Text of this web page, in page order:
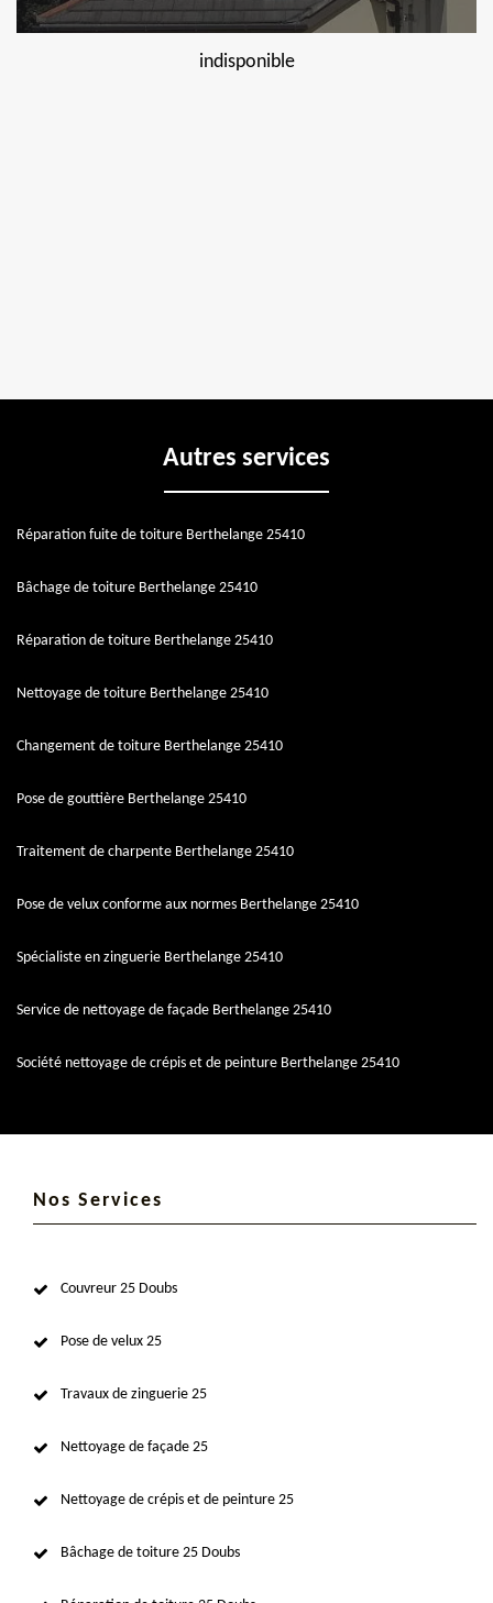
indisponible
Autres services
Réparation fuite de toiture Berthelange 25410
Bâchage de toiture Berthelange 25410
Réparation de toiture Berthelange 25410
Nettoyage de toiture Berthelange 25410
Changement de toiture Berthelange 25410
Pose de gouttière Berthelange 25410
Traitement de charpente Berthelange 25410
Pose de velux conforme aux normes Berthelange 25410
Spécialiste en zinguerie Berthelange 25410
Service de nettoyage de façade Berthelange 25410
Société nettoyage de crépis et de peinture Berthelange 25410
Nos Services
Couvreur 25 Doubs
Pose de velux 25
Travaux de zinguerie 25
Nettoyage de façade 25
Nettoyage de crépis et de peinture 25
Bâchage de toiture 25 Doubs